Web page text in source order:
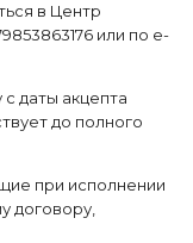
в Центр
или по e-
даты акцепта
до полного
при исполнении
договору,